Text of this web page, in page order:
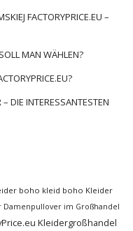
FACTORYPRICE.EU –
MAN WÄHLEN?
DIE INTERESSANTESTEN
boho kleid boho Kleider
Damenpullover im Großhandel
Kleidergroßhandel